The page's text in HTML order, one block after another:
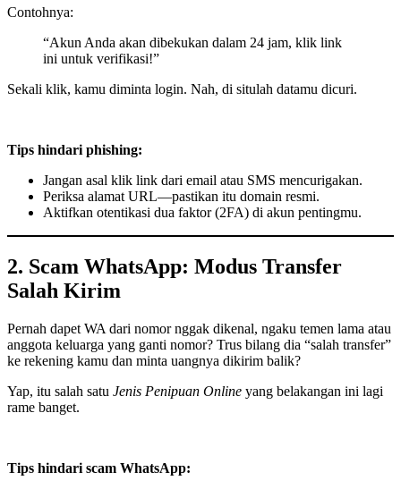
Contohnya:
“Akun Anda akan dibekukan dalam 24 jam, klik link
ini untuk verifikasi!”
Sekali klik, kamu diminta login. Nah, di situlah datamu dicuri.
Tips hindari phishing:
Jangan asal klik link dari email atau SMS mencurigakan.
Periksa alamat URL—pastikan itu domain resmi.
Aktifkan otentikasi dua faktor (2FA) di akun pentingmu.
2. Scam WhatsApp: Modus Transfer
Salah Kirim
Pernah dapet WA dari nomor nggak dikenal, ngaku temen lama atau
anggota keluarga yang ganti nomor? Trus bilang dia “salah transfer”
ke rekening kamu dan minta uangnya dikirim balik?
Yap, itu salah satu Jenis Penipuan Online yang belakangan ini lagi
rame banget.
Tips hindari scam WhatsApp: